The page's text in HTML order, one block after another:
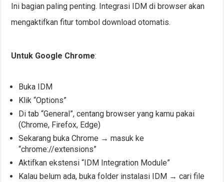
Ini bagian paling penting. Integrasi IDM di browser akan
mengaktifkan fitur tombol download otomatis.
Untuk Google Chrome:
Buka IDM
Klik “Options”
Di tab “General”, centang browser yang kamu pakai
(Chrome, Firefox, Edge)
Sekarang buka Chrome → masuk ke
“chrome://extensions”
Aktifkan ekstensi “IDM Integration Module”
Kalau belum ada, buka folder instalasi IDM → cari file